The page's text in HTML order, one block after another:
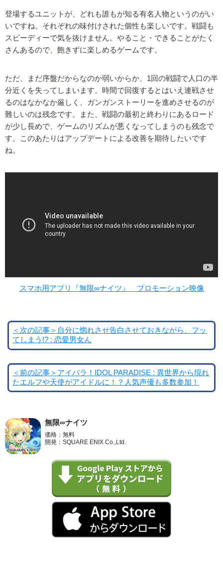
登場するユニットが、どれも誰もが知る有名人物というのがい
いですね。それぞれの味付けされた個性も楽しいです。戦闘も
スピーディーで気を抜けません。やること・できることがたく
さんあるので、飽きずに楽しめるゲームです。
ただ、まだ序盤だからなのか弱いからか、1回の戦闘で人口の半
分近くを失ってしまいます。時間で回復するとはいえ連戦させ
るのはなかなか厳しく、ガンガンストーリーを進めさせるのが
難しいのは残念です。また、戦闘の最初と終わりにあるロード
が少し長めで、ゲームのリズムが悪くなってしまうのも残念で
す。このあたりはアップデートによる改善を期待したいです
ね。
スマホ用アプリ『無限∞ナイツ』 プロモーション映像
＜次の記事＞自分に惚れさせ告白させておきながら、フッ
てしまう!? : 恋愛男女ん
＜前の記事＞アイパラ！IDOL PARADISE : 異世界から現れ
たエルフや天使がアイドルに！？人気声優も多数参加！
無限∞ナイツ
価格：無料
開発：SQUARE ENIX Co.,Ltd.